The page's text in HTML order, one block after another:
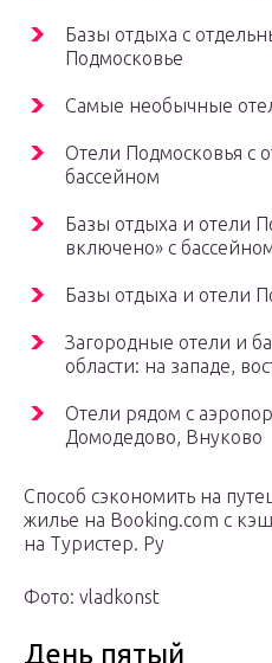
Базы отдыха с
Подмосковье
Самые необычные
Отели Подмосковья с
бассейном
Базы отдыха и отели
включено» с
Базы отдыха и отели
Загородные отели и
области: на западе,
Отели рядом с
Домодедово, Внуково
Способ сэкономить на
жилье на Booking.com с
на Туристер. Ру
Фото: vladkonst
День пятый